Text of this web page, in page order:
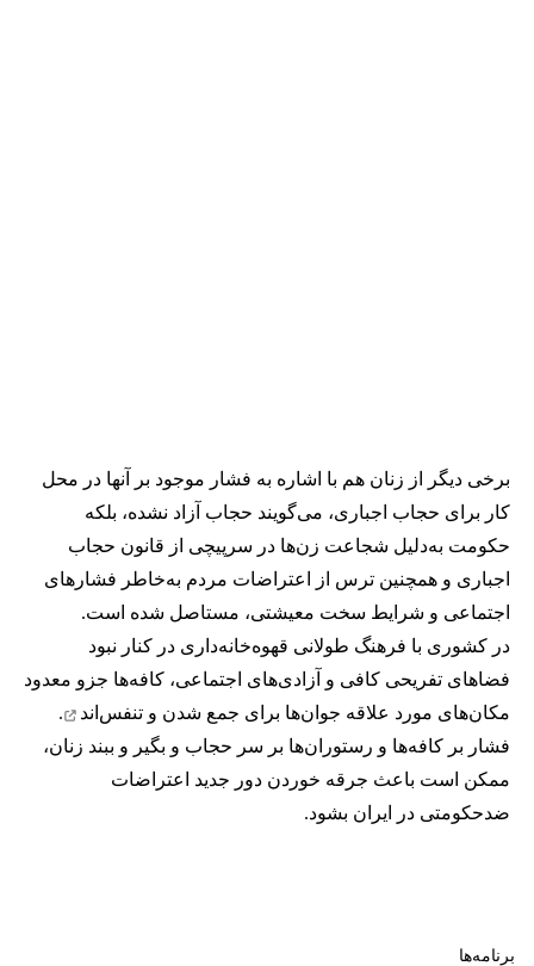
برخی دیگر از زنان هم با اشاره به فشار موجود بر آنها در محل
کار برای حجاب اجباری، می‌گویند حجاب آزاد نشده، بلکه
حکومت به‌دلیل شجاعت زن‌ها در سرپیچی از قانون حجاب
اجباری و همچنین ترس از اعتراضات مردم به‌خاطر فشارهای
اجتماعی و شرایط سخت معیشتی، مستاصل شده است.
در کشوری با فرهنگ طولانی قهوه‌‌خانه‌داری در کنار نبود
فضاهای تفریحی کافی و آزادی‌های اجتماعی، کافه‌ها جزو معدود
مکان‌های مورد علاقه جوان‌ها برای جمع شدن و تنفس‌اند
.
فشار بر کافه‌ها و رستوران‌ها بر سر حجاب و بگیر و ببند زنان،
ممکن است باعث جرقه خوردن دور جدید اعتراضات
ضدحکومتی در ایران بشود.
برنامه‌ها